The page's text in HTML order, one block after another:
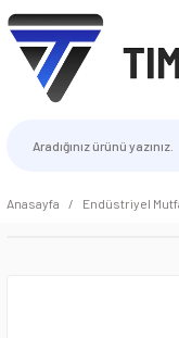
Anasayfa Endüstriyel